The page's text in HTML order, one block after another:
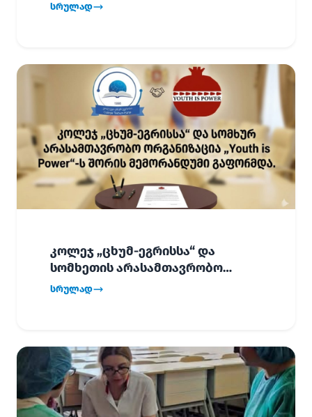
სრულად
კოლეჯ „ცხუმ-ეგრისსა“ და
სომხეთის არასამთავრობო
ორგანიზაცია „Youth is Power“-ს
სრულად